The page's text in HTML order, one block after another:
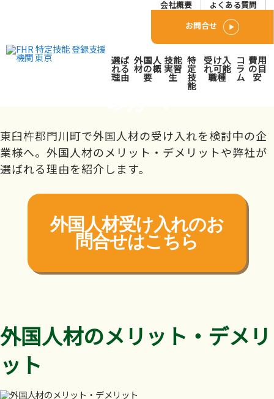
会社概要
よくある質問
お問合せ
選ば
れる
理由
外国人
材の概
要
技能
実習
生
特
定
技
能
受け入
れ可能
職種
コ
ラ
ム
費用
の目
安
東臼杵郡門川町で外国人人
材派遣･紹介会社をお探し
東臼杵郡門川町で外国人材の受け入れを検討中の企
業様へ。外国人材のメリット・デメリットや弊社が
選ばれる理由を紹介します。
外国人材受け入れのお
問合せはこちら
外国人材のメリット・デメリ
ット